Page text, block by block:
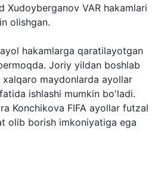
Xudoyberganov VAR hakamlari
olishgan.
hakamlarga qaratilayotgan
Joriy yildan boshlab
xalqaro maydonlarda ayollar
ishlashi mumkin bo'ladi.
Konchikova FIFA ayollar futzal
olib borish imkoniyatiga ega